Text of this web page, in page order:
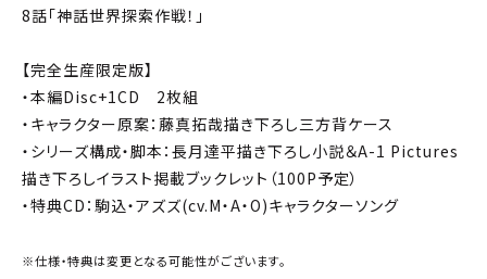
8話「神話世界探索作戦！」
【完全生産限定版】
・本編Disc+1CD 2枚組
・キャラクター原案：藤真拓哉描き下ろし三方背ケース
・シリーズ構成・脚本：長月達平描き下ろし小説＆A-1 Pictures
描き下ろしイラスト掲載ブックレット（100P予定）
・特典CD：駒込・アズズ(cv.M・A・O)キャラクターソング
※仕様・特典は変更となる可能性がございます。